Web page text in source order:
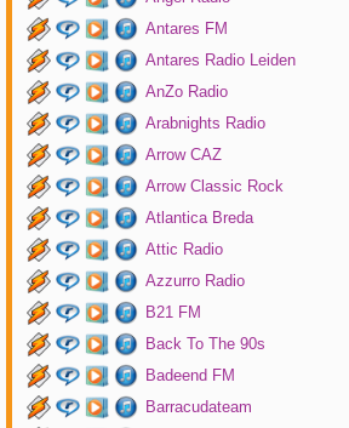
Antares FM
Antares Radio Leiden
AnZo Radio
Arabnights Radio
Arrow CAZ
Arrow Classic Rock
Atlantica Breda
Attic Radio
Azzurro Radio
B21 FM
Back To The 90s
Badeend FM
Barracudateam